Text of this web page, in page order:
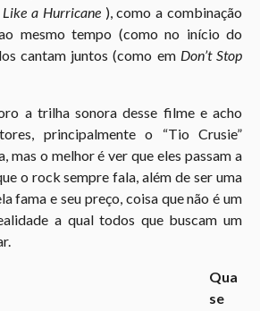
Like a Hurricane), como a combinação
mesmo tempo (como no início do
cantam juntos (como em Don’t Stop
a trilha sonora desse filme e acho
principalmente o “Tio Crusie”
mas o melhor é ver que eles passam a
o rock sempre fala, além de ser uma
fama e seu preço, coisa que não é um
a qual todos que buscam um
Qua
se